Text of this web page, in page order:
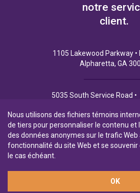
notre
client.
1105 Lakewood Parkway •
Alpharetta, GA
5035 South Service Road
Politique de Confidentialité
Filiale en propriété exclusive de la Banque
Nous utilisons des fichiers témoins
de tiers pour personnaliser le contenu et
des données anonymes sur le trafic
fonctionnalité du site Web et se souvenir
le cas échéant.
OK